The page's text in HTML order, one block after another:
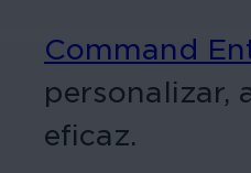
Command
personalizar,
eficaz.